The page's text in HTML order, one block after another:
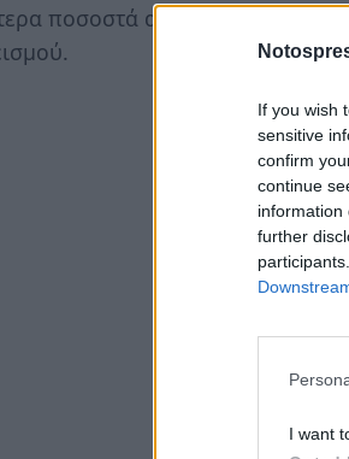
If you wish
sensitive
confirm
continue
information
further
I want
ποσοστά ατόμων που